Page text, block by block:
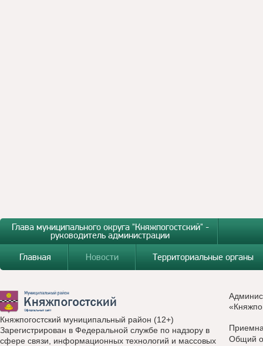
Глава муниципального округа "Княжпогостский" -
руководитель администрации
Главная
Новости Территориальные органы
Княжпогостский муниципальный район (12+)
Зарегистрирован в Федеральной службе по надзору в
сфере связи, информационных технологий и массовых
Общий